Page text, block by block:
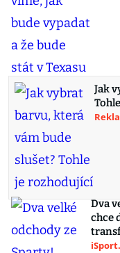
Jak
Dva
chce